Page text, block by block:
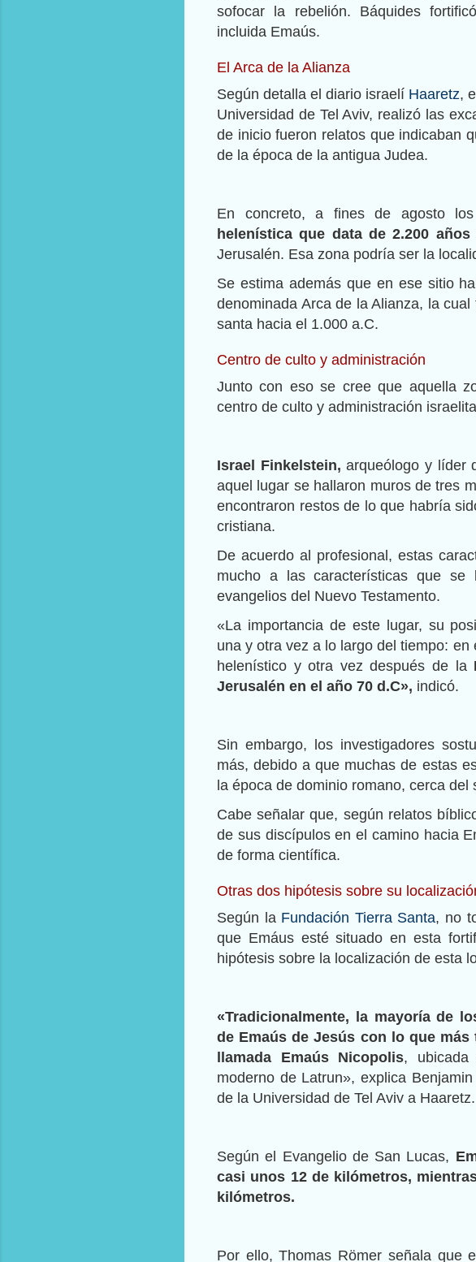
sofocar la rebelión. Báquides
incluida Emaús.
El Arca de la Alianza
Según detalla el diario israelí Haaretz,
Universidad de Tel Aviv, realizó las
de inicio fueron relatos que indicaban
de la época de la antigua Judea.
En concreto, a fines de agosto los
helenística que data de 2.200
Jerusalén. Esa zona podría ser la
Se estima además que en ese sitio
denominada Arca de la Alianza, la
santa hacia el 1.000 a.C.
Centro de culto y administración
Junto con eso se cree que aquella
centro de culto y administración
Israel Finkelstein, arqueólogo y líder
aquel lugar se hallaron muros de tres
encontraron restos de lo que habría
cristiana.
De acuerdo al profesional, estas
mucho a las características que
evangelios del Nuevo Testamento.
«La importancia de este lugar, su
una y otra vez a lo largo del tiempo:
helenístico y otra vez después de la
Jerusalén en el año 70 d.C», indicó.
Sin embargo, los investigadores
más, debido a que muchas de estas
la época de dominio romano, cerca del
Cabe señalar que, según relatos
de sus discípulos en el camino hacia
de forma científica.
Otras dos hipótesis sobre su
Según la Fundación Tierra Santa, no
que Emáus esté situado en esta
hipótesis sobre la localización de esta
«Tradicionalmente, la mayoría de
de Emaús de Jesús con lo que
llamada Emaús Nicopolis,
moderno de Latrun», explica
de la Universidad de Tel Aviv a Haaretz.
Según el Evangelio de San Lucas,
casi unos 12 de kilómetros,
kilómetros.
Por ello, Thomas Römer señala que